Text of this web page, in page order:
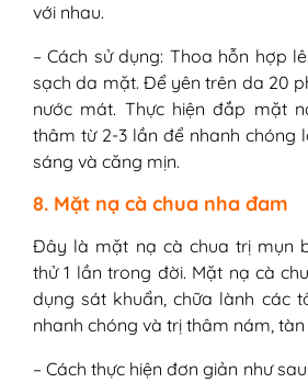
với nhau.
– Cách sử dụng: Thoa hỗn hợp
sạch da mặt. Để yên trên da 20
nước mát. Thực hiện đắp mặt
thâm từ 2-3 lần để nhanh chóng
sáng và căng mịn.
8. Mặt nạ cà chua nha đam
Đây là mặt nạ cà chua trị mụn
thử 1 lần trong đời. Mặt nạ cà
dụng sát khuẩn, chữa lành các
nhanh chóng và trị thâm nám,
– Cách thực hiện đơn giản như